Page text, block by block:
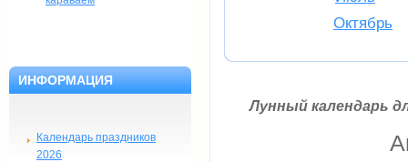
ИНФОРМАЦИЯ
Календарь праздников
2026
Октябрь
Лунный календарь